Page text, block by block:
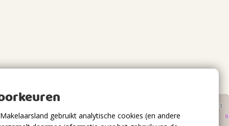
gebruikt analytische cookies (en andere